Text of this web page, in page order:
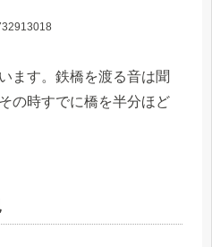
ます。鉄橋を渡る音は聞
の時すでに橋を半分ほど